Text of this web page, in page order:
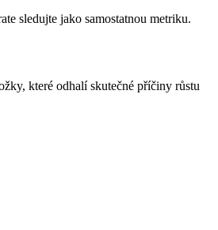
sledujte jako samostatnou metriku.
které odhalí skutečné příčiny růstu